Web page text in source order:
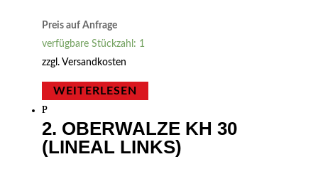
Preis auf Anfrage
verfügbare Stückzahl: 1
zzgl. Versandkosten
WEITERLESEN
2. OBERWALZE KH 30
(LINEAL LINKS)